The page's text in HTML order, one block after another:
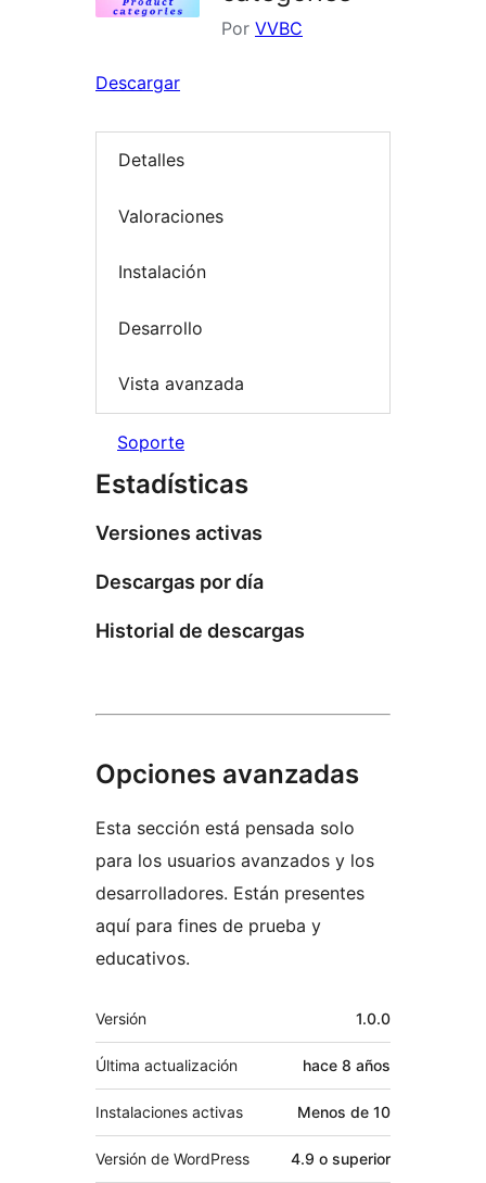
Por VVBC
Descargar
Detalles
Valoraciones
Instalación
Desarrollo
Vista avanzada
Soporte
Estadísticas
Versiones activas
Descargas por día
Historial de descargas
Opciones avanzadas
Esta sección está pensada solo
para los usuarios avanzados y los
desarrolladores. Están presentes
aquí para fines de prueba y
educativos.
Meta
Versión 1.0.0
Última actualización hace 8 años
Instalaciones activas Menos de 10
Versión de WordPress 4.9 o superior